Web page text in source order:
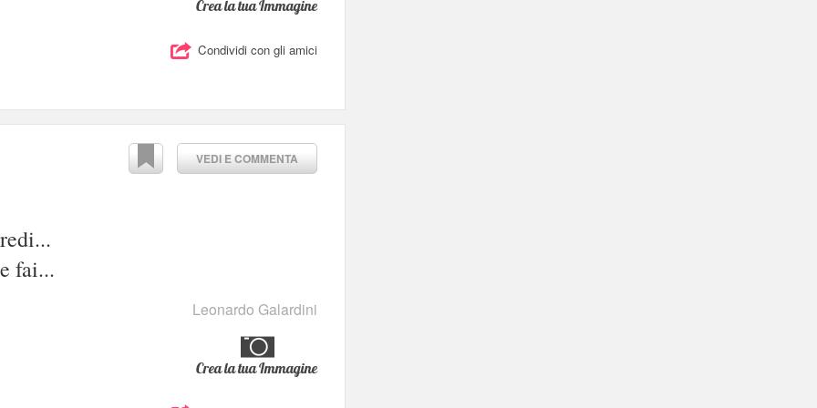
Crea la tua Immagine
Condividi con gli amici
VEDI E COMMENTA
fai...
Leonardo Galardini
Crea la tua Immagine